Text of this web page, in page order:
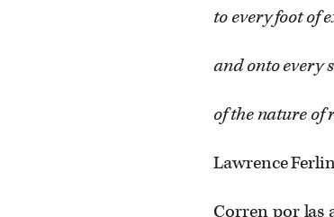
to every foot of
and onto every
of the nature of
Lawrence
Corren por las